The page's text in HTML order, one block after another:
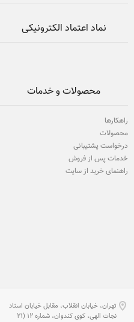
نماد اعتماد الکترونیکی
محصولات و خدمات
راهکارها
محصولات
درخواست پشتیبانی
خدمات پس از فروش
راهنمای خرید از سایت
تهران، خیابان انقلاب، مقابل خیابان استاد
نجات الهی، كوی كندوان، شماره 12 (21